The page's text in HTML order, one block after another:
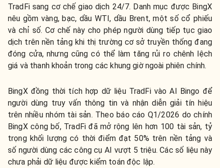
TradFi sang cơ chế giao dịch 24/7. Danh mục được BingX
nêu gồm vàng, bạc, dầu WTI, dầu Brent, một số cổ phiếu
và chỉ số. Cơ chế này cho phép người dùng tiếp tục giao
dịch trên nền tảng khi thị trường cơ sở truyền thống đang
đóng cửa, nhưng cũng có thể làm tăng rủi ro chênh lệch
giá và thanh khoản trong các khung giờ ngoài phiên chính.
BingX đồng thời tích hợp dữ liệu TradFi vào AI Bingo để
người dùng truy vấn thông tin và nhận diễn giải tín hiệu
trên nhiều nhóm tài sản. Theo báo cáo Q1/2026 do chính
BingX công bố, TradFi đã mở rộng lên hơn 100 tài sản, tỷ
trọng khối lượng có thời điểm đạt 50% trên nền tảng và
số người dùng các công cụ AI vượt 5 triệu. Các số liệu này
chưa phải dữ liệu được kiểm toán độc lập.